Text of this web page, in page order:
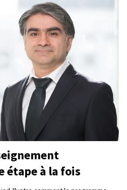
étape à la fois